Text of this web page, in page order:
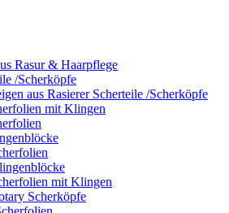
Rasur & Haarpflege
/Scherköpfe
aus Rasierer Scherteile /Scherköpfe
mit Klingen
mit Klingen
Scherköpfe